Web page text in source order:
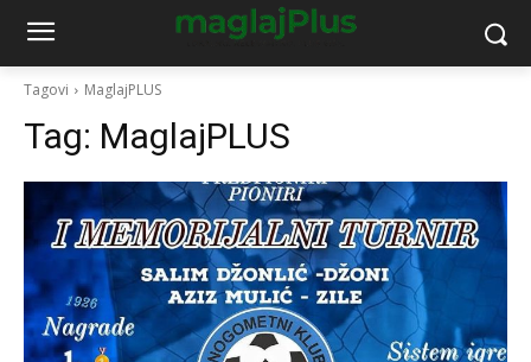
Tagovi MaglajPLUS
Tag: MaglajPLUS